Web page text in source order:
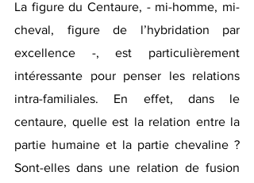
La figure du Centaure, - mi-homme, mi-
cheval, figure de l’hybridation par
excellence -, est particulièrement
intéressante pour penser les relations
intra-familiales. En effet, dans le
centaure, quelle est la relation entre la
partie humaine et la partie chevaline ?
Sont-elles dans une relation de fusion